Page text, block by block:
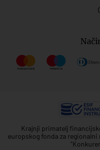
Krajnji primatelj
europskog fonda za